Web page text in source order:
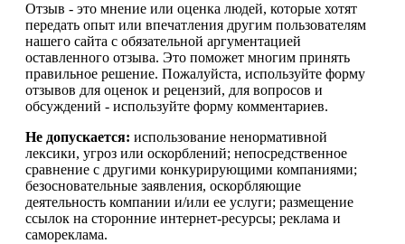
Отзыв - это мнение или оценка людей, которые хотят
передать опыт или впечатления другим пользователям
нашего сайта с обязательной аргументацией
оставленного отзыва. Это поможет многим принять
правильное решение. Пожалуйста, используйте форму
отзывов для оценок и рецензий, для вопросов и
обсуждений - используйте форму комментариев.
Не допускается: использование ненормативной
лексики, угроз или оскорблений; непосредственное
сравнение с другими конкурирующими компаниями;
безосновательные заявления, оскорбляющие
деятельность компании и/или ее услуги; размещение
ссылок на сторонние интернет-ресурсы; реклама и
самореклама.